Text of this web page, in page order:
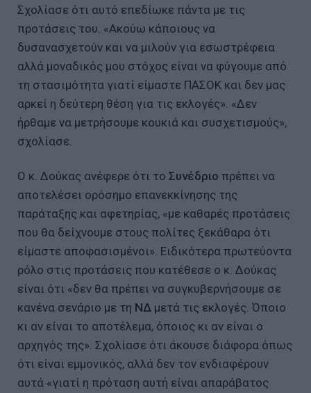
Σχολίασε ότι αυτό επεδίωκε πάντα με τις
προτάσεις του. «Ακούω κάποιους να
δυσανασχετούν και να μιλούν για εσωστρέφεια
αλλά μοναδικός μου στόχος είναι να φύγουμε από
τη στασιμότητα γιατί είμαστε ΠΑΣΟΚ και δεν μας
αρκεί η δεύτερη θέση για τις εκλογές». «Δεν
ήρθαμε να μετρήσουμε κουκιά και συσχετισμούς»,
σχολίασε.
Ο κ. Δούκας ανέφερε ότι το Συνέδριο πρέπει να
αποτελέσει ορόσημο επανεκκίνησης της
παράταξης και αφετηρίας, «με καθαρές προτάσεις
που θα δείχνουμε στους πολίτες ξεκάθαρα ότι
είμαστε αποφασισμένοι». Ειδικότερα πρωτεύοντα
ρόλο στις προτάσεις που κατέθεσε ο κ. Δούκας
είναι ότι «δεν θα πρέπει να συγκυβερνήσουμε σε
κανένα σενάριο με τη ΝΔ μετά τις εκλογές. Όποιο
κι αν είναι το αποτέλεμα, όποιος κι αν είναι ο
αρχηγός της». Σχολίασε ότι άκουσε διάφορα όπως
ότι είναι εμμονικός, αλλά δεν τον ενδιαφέρουν
αυτά «γιατί η πρόταση αυτή είναι απαράβατος